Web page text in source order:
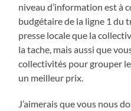
niveau d’information est à
budgétaire de la ligne 1 du
presse locale que la
la tache, mais aussi que
collectivités pour grouper
un meilleur prix.
J’aimerais que vous nous